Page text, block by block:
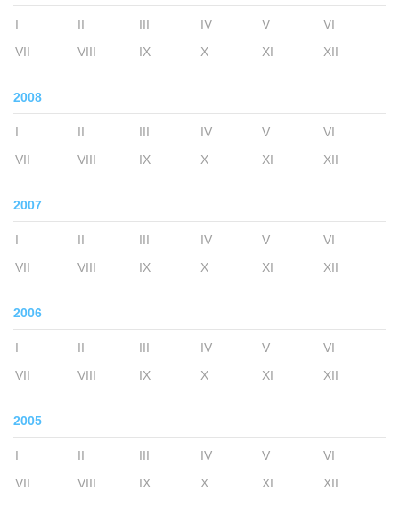
I II III IV V
VI
VII
VIII IX X XI XII
2008
I II III IV V
VI
VII
VIII IX X XI XII
2007
I II III IV V
VI
VII
VIII IX X XI XII
2006
I II III IV V
VI
VII
VIII IX X XI XII
2005
I II III IV V
VI
VII
VIII IX X XI XII